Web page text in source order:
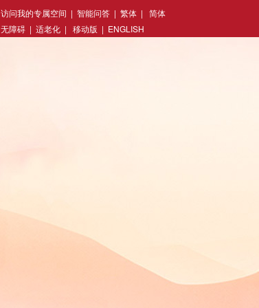
访问我的专属空间 | 智能问答 | 繁体 | 简体
无障碍 | 适老化 | 移动版 | ENGLISH